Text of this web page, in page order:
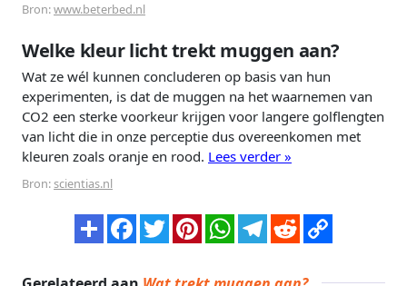
Bron:www.beterbed.nl
Welke kleur licht trekt muggen aan?
Wat ze wél kunnen concluderen op basis van hun
experimenten, is dat de muggen na het waarnemen van
CO2 een sterke voorkeur krijgen voor langere golflengten
van licht die in onze perceptie dus overeenkomen met
kleuren zoals oranje en rood. Lees verder »
Bron:scientias.nl